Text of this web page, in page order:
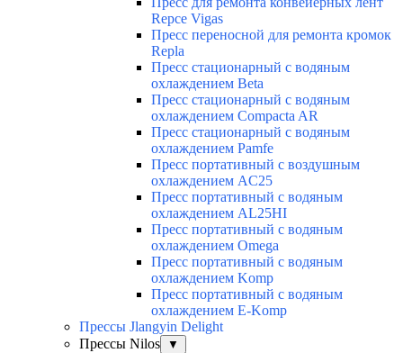
Repce Vigas
Пресс переносной для ремонта кромок
Repla
Пресс стационарный с водяным
охлаждением Beta
Пресс стационарный с водяным
охлаждением Compacta AR
Пресс стационарный с водяным
охлаждением Pamfe
Пресс портативный с воздушным
охлаждением AC25
Пресс портативный с водяным
охлаждением AL25HI
Пресс портативный с водяным
охлаждением Omega
Пресс портативный с водяным
охлаждением Komp
Пресс портативный с водяным
охлаждением E-Komp
Прессы Jlangyin Delight
Прессы Nilos
▼